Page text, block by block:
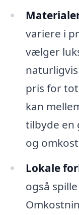
variere i
vælger
pris for
kan
tilbyde en
og
Lokale
også